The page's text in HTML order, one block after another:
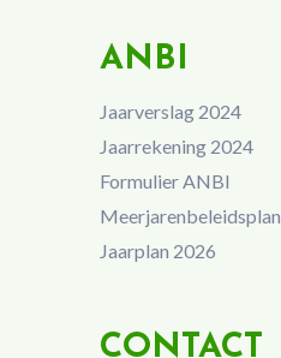
ANBI
Jaarverslag 2024
Jaarrekening 2024
Formulier ANBI
Meerjarenbeleidsplan
Jaarplan 2026
CONTACT